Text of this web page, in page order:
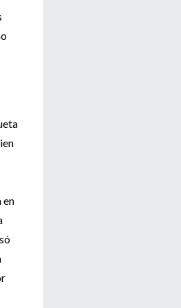
en